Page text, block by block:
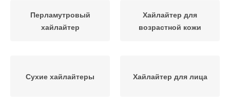
Перламутровый
хайлайтер
Хайлайтер для
возрастной кожи
Сухие хайлайтеры Хайлайтер для лица